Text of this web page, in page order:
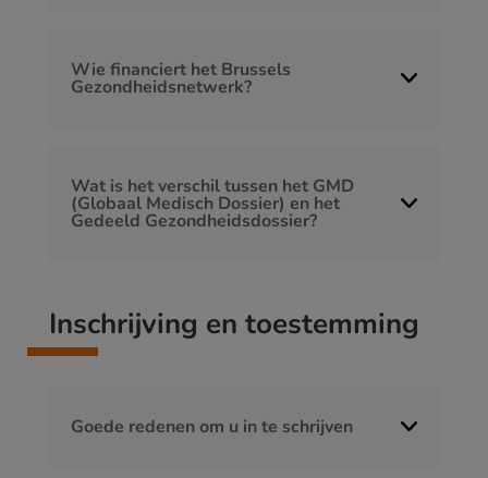
Wie financiert het Brussels
Gezondheidsnetwerk?
Wat is het verschil tussen het GMD
(Globaal Medisch Dossier) en het
Gedeeld Gezondheidsdossier?
Inschrijving en toestemming
Goede redenen om u in te schrijven